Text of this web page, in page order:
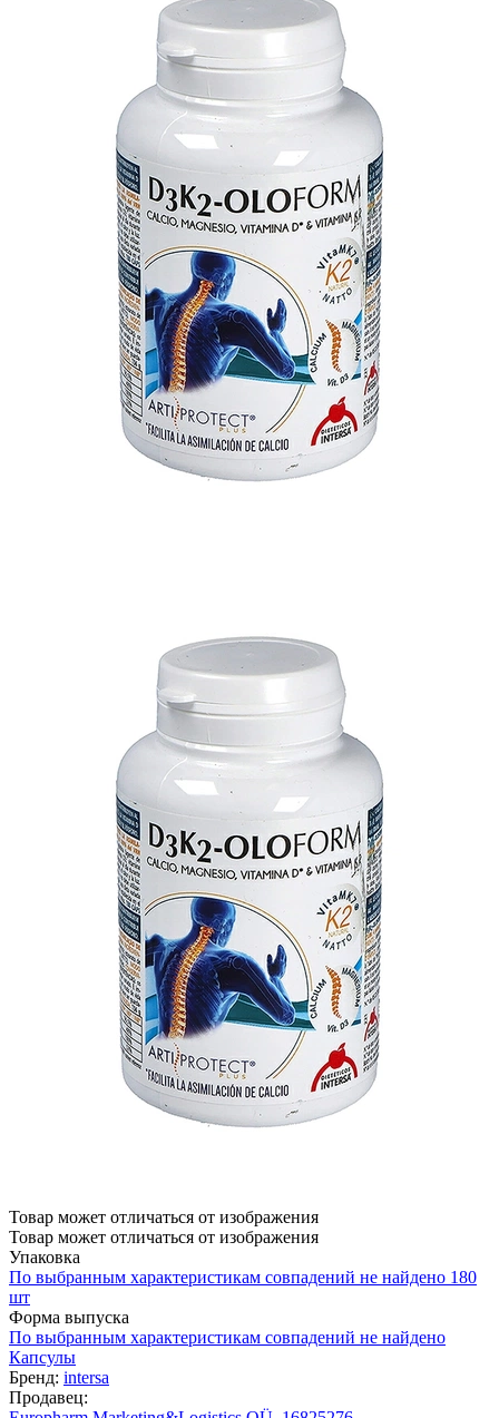
Товар может отличаться от изображения
Товар может отличаться от изображения
Упаковка
По выбранным характеристикам совпадений не найдено 180
шт
Форма выпуска
По выбранным характеристикам совпадений не найдено
Капсулы
Бренд: intersa
Продавец: